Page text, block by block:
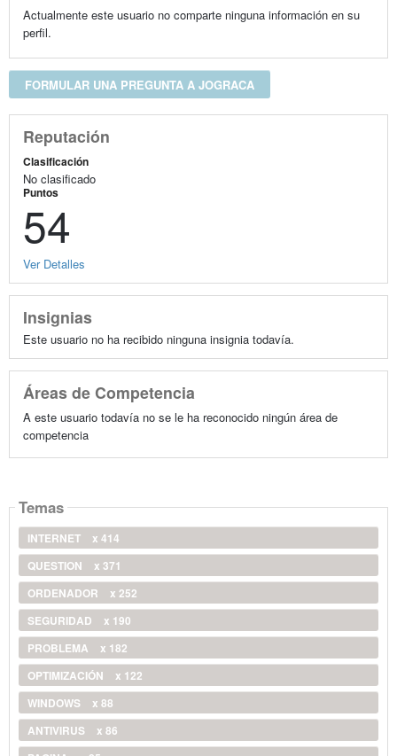
Actualmente este usuario no comparte ninguna información en su
perfil.
FORMULAR UNA PREGUNTA A JOGRACA
Reputación
Clasificación
No clasificado
Puntos
54
Ver Detalles
Insignias
Este usuario no ha recibido ninguna insignia todavía.
Áreas de Competencia
A este usuario todavía no se le ha reconocido ningún área de
competencia
Temas
INTERNET
x 414
QUESTION
x 371
ORDENADOR
x 252
SEGURIDAD
x 190
PROBLEMA
x 182
OPTIMIZACIÓN
x 122
WINDOWS
x 88
ANTIVIRUS
x 86